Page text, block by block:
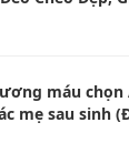
máu chọn
mẹ sau sinh